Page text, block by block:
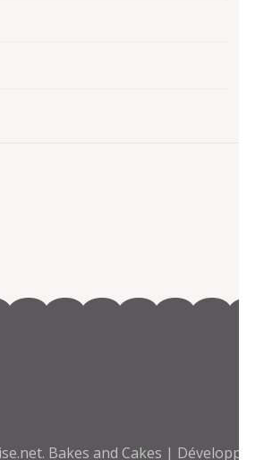
. Bakes and Cakes | Développé